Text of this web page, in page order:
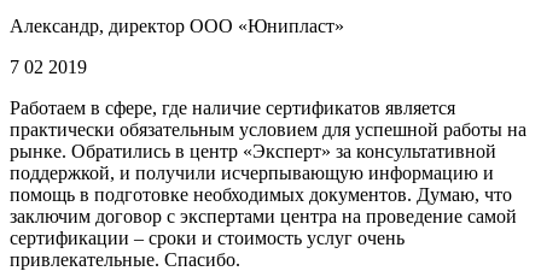
Александр, директор ООО «Юнипласт»
7 02 2019
Работаем в сфере, где наличие сертификатов является
практически обязательным условием для успешной работы на
рынке. Обратились в центр «Эксперт» за консультативной
поддержкой, и получили исчерпывающую информацию и
помощь в подготовке необходимых документов. Думаю, что
заключим договор с экспертами центра на проведение самой
сертификации – сроки и стоимость услуг очень
привлекательные. Спасибо.